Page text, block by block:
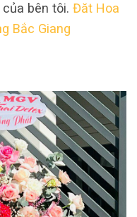
bên tôi. Đăt Hoa
Bắc Giang